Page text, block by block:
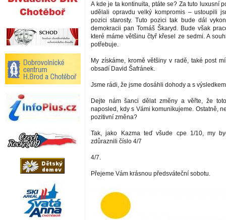
A kde je ta kontinuita, ptáte se? Za tuto luxusní
udělali opravdu velký kompromis – ustoupili
pozici starosty. Tuto pozici tak bude dál
demokracii pan Tomáš Škaryd. Bude však
které máme většinu čtyř křesel ze sedmi. A
potřebuje.
My získáme, kromě většiny v radě, také post
obsadí David Šafránek.
Jsme rádi, že jsme dosáhli dohody a s
Dejte nám šanci dělat změny a věřte, že
naposled, kdy s Vámi komunikujeme. Ostatně,
pozitivní změna?
Tak, jako Kazma teď všude cpe 1/10, my
zdůraznili číslo 4/7
4/7.
Přejeme Vám krásnou předsváteční sobotu.